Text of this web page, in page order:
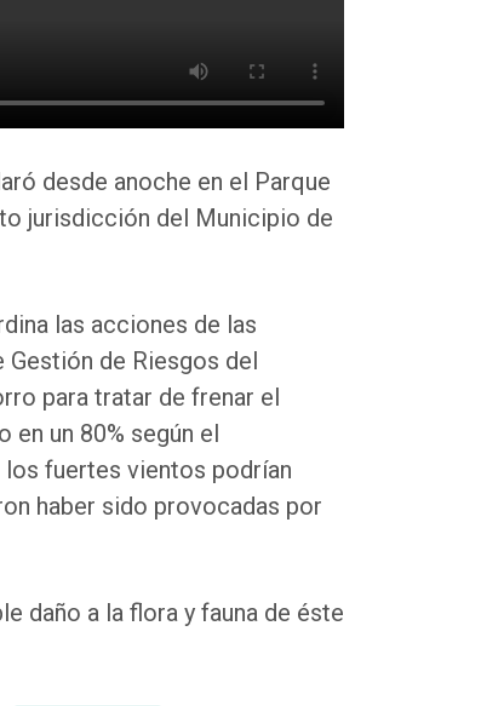
desde anoche en el Parque
jurisdicción del Municipio de
las acciones de las
de Riesgos del
para tratar de frenar el
en un 80% según el
fuertes vientos podrían
haber sido provocadas por
daño a la flora y fauna de éste